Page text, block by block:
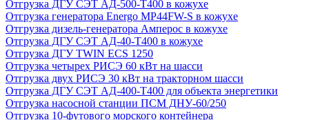
Отгрузка ДГУ СЭТ АД-500-Т400 в кожухе
Отгрузка генератора Energo MP44FW-S в кожухе
Отгрузка дизель-генератора Амперос в кожухе
Отгрузка ДГУ СЭТ АД-40-Т400 в кожухе
Отгрузка ДГУ TWIN ECS 1250
Отгрузка четырех РИСЭ 60 кВт на шасси
Отгрузка двух РИСЭ 30 кВт на тракторном шасси
Отгрузка ДГУ СЭТ АД-400-Т400 для объекта энергетики
Отгрузка насосной станции ПСМ ДНУ-60/250
Отгрузка 10-футового морского контейнера